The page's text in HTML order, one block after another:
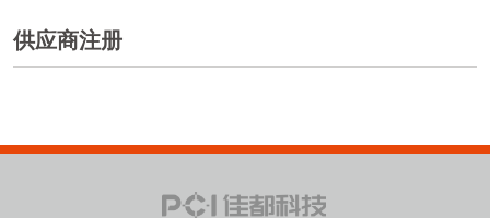
供应商注册